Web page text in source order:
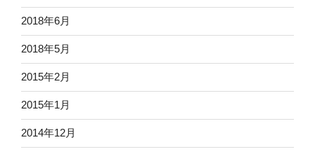
2018年6月
2018年5月
2015年2月
2015年1月
2014年12月